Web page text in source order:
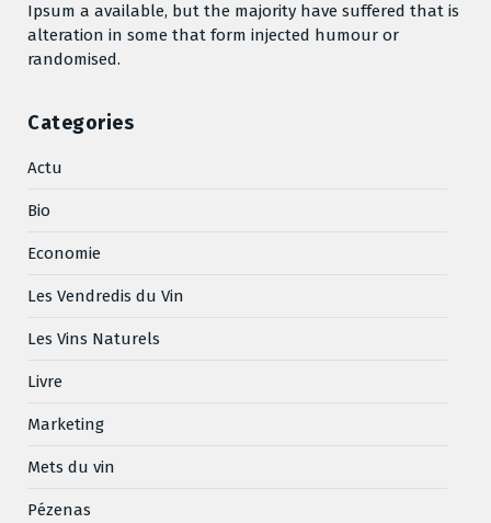
Ipsum a available, but the majority have suffered that is
alteration in some that form injected humour or
randomised.
Categories
Actu
Bio
Economie
Les Vendredis du Vin
Les Vins Naturels
Livre
Marketing
Mets du vin
Pézenas